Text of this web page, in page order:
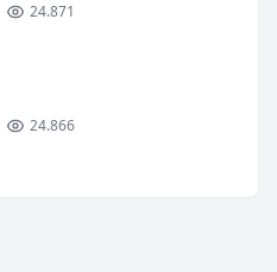
24.871
24.866